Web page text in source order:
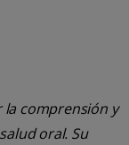
la comprensión y
oral. Su